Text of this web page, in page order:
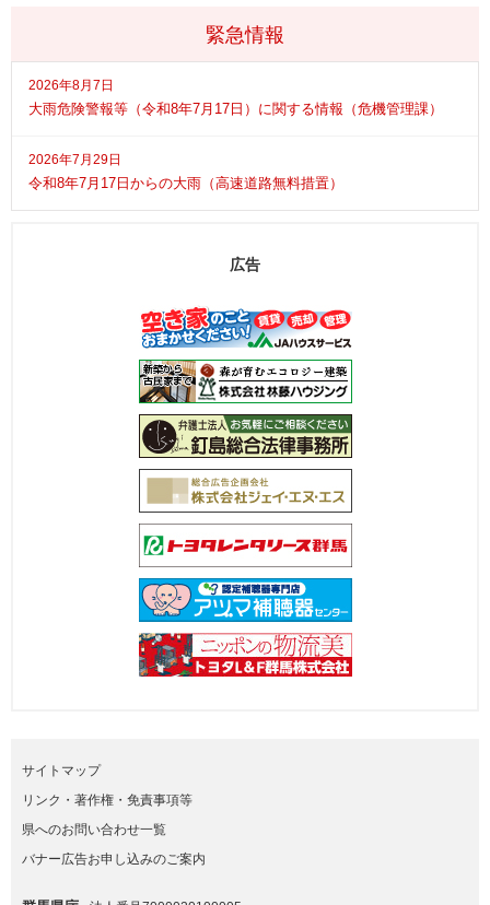
緊急情報
2026年8月7日
大雨危険警報等（令和8年7月17日）に関する情報（危機管理課）
2026年7月29日
令和8年7月17日からの大雨（高速道路無料措置）
広告
サイトマップ
リンク・著作権・免責事項等
県へのお問い合わせ一覧
バナー広告お申し込みのご案内